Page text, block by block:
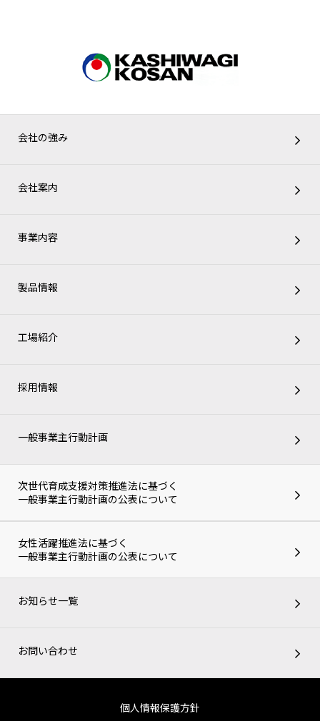
会社の強み
会社案内
事業内容
製品情報
工場紹介
採用情報
一般事業主行動計画
次世代育成支援対策推進法に基づく
一般事業主行動計画の公表について
女性活躍推進法に基づく
一般事業主行動計画の公表について
お知らせ一覧
お問い合わせ
個人情報保護方針